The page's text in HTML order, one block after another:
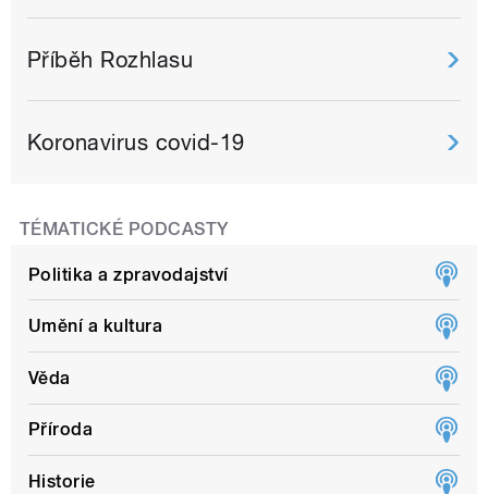
Příběh Rozhlasu
Koronavirus covid-19
TÉMATICKÉ PODCASTY
Politika a zpravodajství
Umění a kultura
Věda
Příroda
Historie